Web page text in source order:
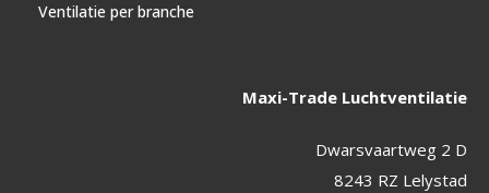
Ventilatie per branche
Maxi-Trade Luchtventilatie
Dwarsvaartweg 2 D
8243 RZ Lelystad